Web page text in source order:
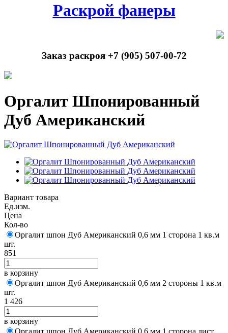
Раскрой фанеры
Заказ раскроя +7 (905) 507-00-72
Оргалит Шпонированный
Дуб Американский
Вариант товара
Ед.изм.
Цена
Кол-во
Оргалит шпон Дуб Американский 0,6 мм 1 сторона 1 кв.м
шт.
851
в корзину
Оргалит шпон Дуб Американский 0,6 мм 2 стороны 1 кв.м
шт.
1 426
в корзину